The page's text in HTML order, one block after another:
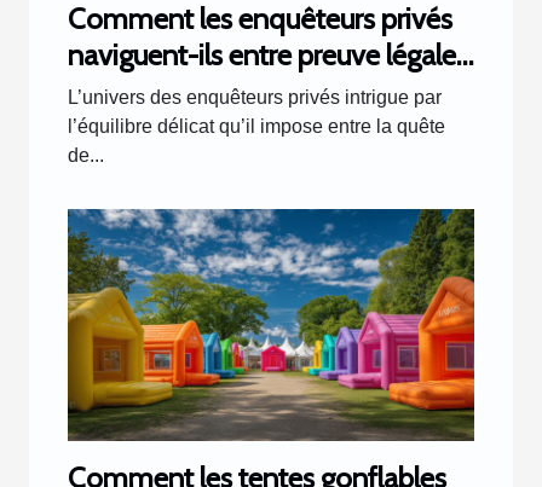
Comment les enquêteurs privés
naviguent-ils entre preuve légale
et respect de la vie privée ?
L’univers des enquêteurs privés intrigue par
l’équilibre délicat qu’il impose entre la quête
de...
Comment les tentes gonflables